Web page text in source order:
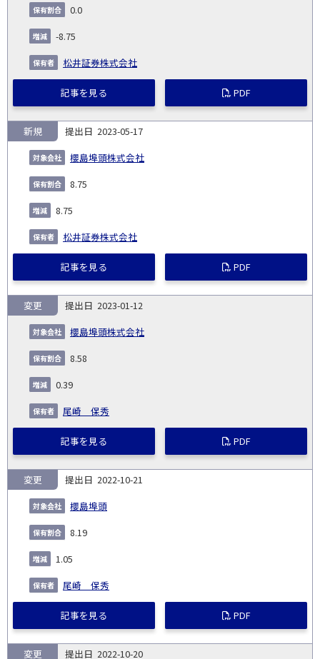
0.0
-8.75
松井証券株式会社
記事を見る PDF
2023-05-17
櫻島埠頭株式会社
新規
8.75
8.75
松井証券株式会社
記事を見る PDF
2023-01-12
櫻島埠頭株式会社
変更
8.58
0.39
尾崎 保秀
記事を見る PDF
2022-10-21
櫻島埠頭
変更
8.19
1.05
尾崎 保秀
記事を見る PDF
2022-10-20
変更